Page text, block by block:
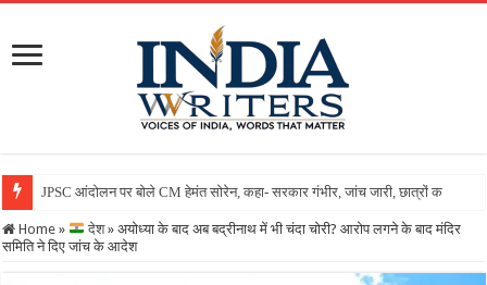
JPSC आंदोलन पर बोले CM हेमंत सोरेन, कहा- सरकार गंभीर, जांच जारी, छात्रों के लिए खुले हैं
Home » देश » अयोध्या के बाद अब बद्रीनाथ में भी चंदा चोरी? आरोप लगने के बाद मंदिर
समिति ने दिए जांच के आदेश